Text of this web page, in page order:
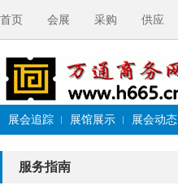
首页 会展 采购 供应
展会追踪 展馆展示 展会动态
服务指南